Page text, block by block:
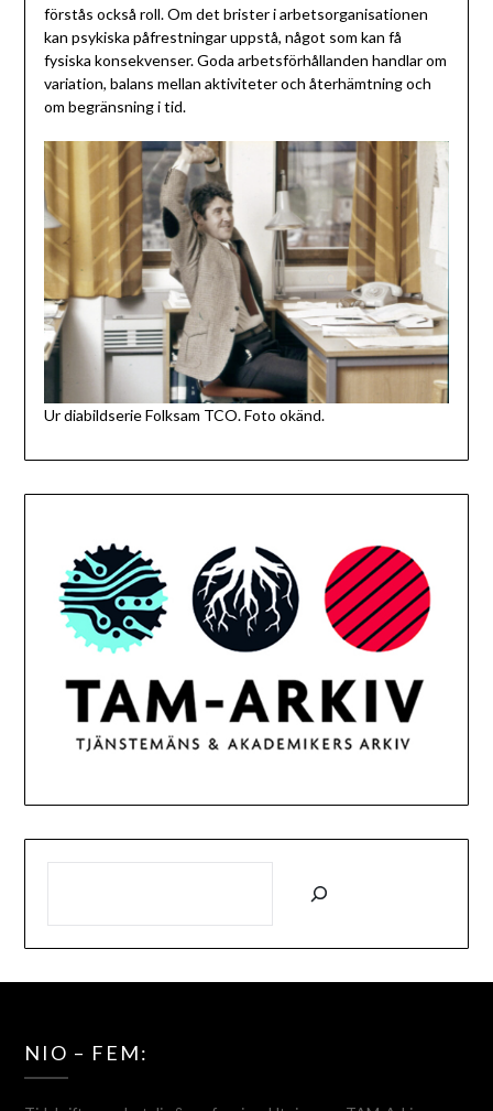
förstås också roll. Om det brister i arbetsorganisationen
kan psykiska påfrestningar uppstå, något som kan få
fysiska konsekvenser. Goda arbetsförhållanden handlar om
variation, balans mellan aktiviteter och återhämtning och
om begränsning i tid.
Ur diabildserie Folksam TCO. Foto okänd.
NIO – FEM: